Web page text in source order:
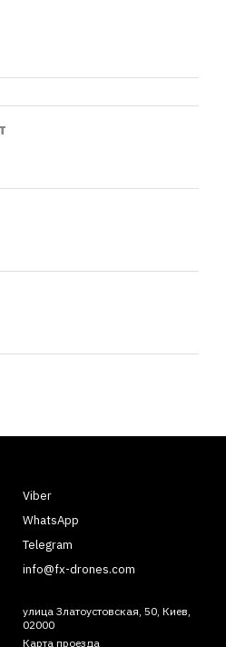
Viber
WhatsApp
Telegram
info@fx-drones.com
улица Златоустовская, 50, Киев,
02000
Карта проезда